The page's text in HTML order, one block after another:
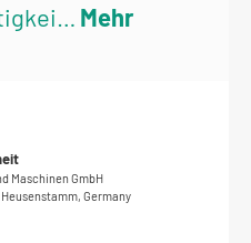
Mehr
Maschinen GmbH
Germany